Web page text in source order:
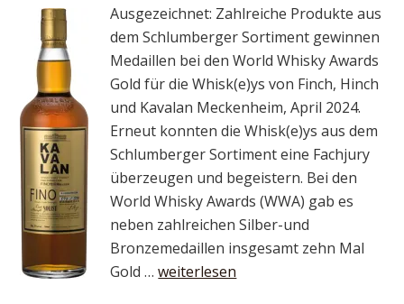
Ausgezeichnet: Zahlreiche Produkte aus
dem Schlumberger Sortiment gewinnen
Medaillen bei den World Whisky Awards
Gold für die Whisk(e)ys von Finch, Hinch
und Kavalan Meckenheim, April 2024.
Erneut konnten die Whisk(e)ys aus dem
Schlumberger Sortiment eine Fachjury
überzeugen und begeistern. Bei den
World Whisky Awards (WWA) gab es
neben zahlreichen Silber-und
Bronzemedaillen insgesamt zehn Mal
Gold …weiterlesen